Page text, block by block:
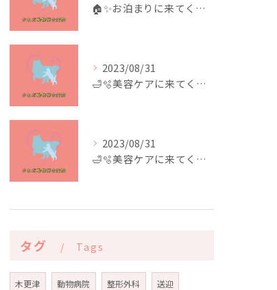
🏠✨️お泊まりに来てくれたお友達✨️🏠
2023/08/31
🛁🫧美容ケアに来てくれたお友達🫧🛁
2023/08/31
🛁🫧美容ケアに来てくれたお友達🫧🛁
タグ Tags
木更津 動物病院 整形外科 送迎